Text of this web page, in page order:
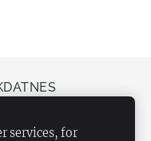
20, Rīga, LV-1050
services, for